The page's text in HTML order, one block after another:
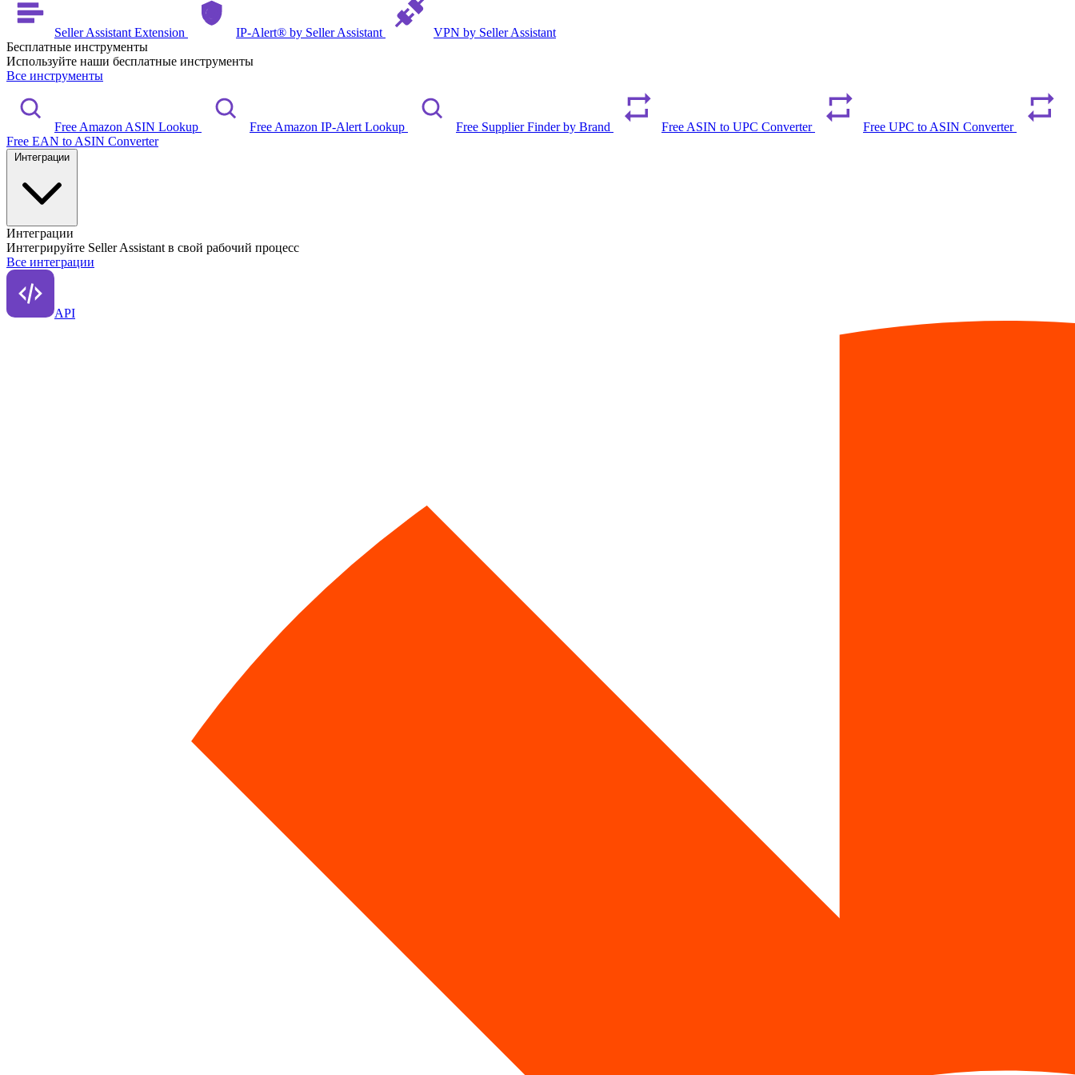
Seller Assistant Extension IP-Alert® by Seller Assistant
VPN by Seller Assistant
Бесплатные инструменты
Используйте наши бесплатные инструменты
Все инструменты
Free Amazon ASIN Lookup Free Amazon IP-Alert Lookup Free Supplier Finder by Brand Free ASIN to UPC Converter
Free UPC to ASIN Converter
Free EAN to ASIN Converter
Интеграции
Интегрируйте Seller Assistant в свой рабочий процесс
Все интеграции
API